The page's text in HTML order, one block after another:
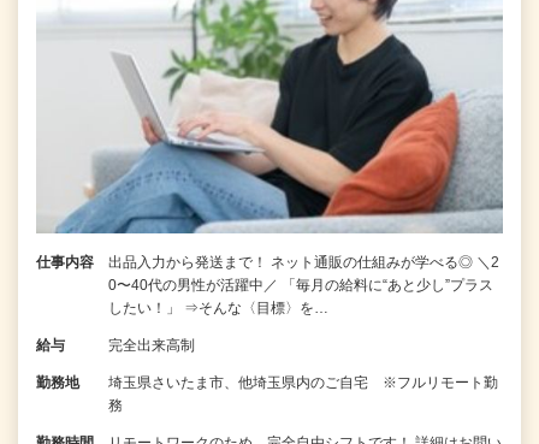
仕事内容
出品入力から発送まで！ ネット通販の仕組みが学べる◎ ＼2
0〜40代の男性が活躍中／ 「毎月の給料に“あと少し”プラス
したい！」 ⇒そんな〈目標〉を…
給与 完全出来高制
勤務地
埼玉県さいたま市、他埼玉県内のご自宅 ※フルリモート勤
務